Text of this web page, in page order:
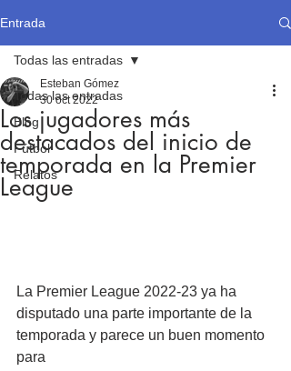
Entrada
Todas las entradas
Blog
Fútbol
Relatos
Todas las entradas
Los jugadores más
destacados del inicio de
temporada en la Premier
League
Esteban Gómez
30 oct 2022
La Premier League 2022-23 ya ha
disputado una parte importante de la
temporada y parece un buen momento
para